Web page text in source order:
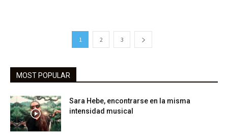
1 2 3
MOST POPULAR
Sara Hebe, encontrarse en la misma
intensidad musical